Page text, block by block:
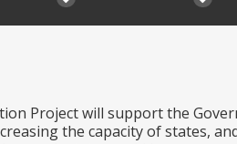
Project will support the
the capacity of states,